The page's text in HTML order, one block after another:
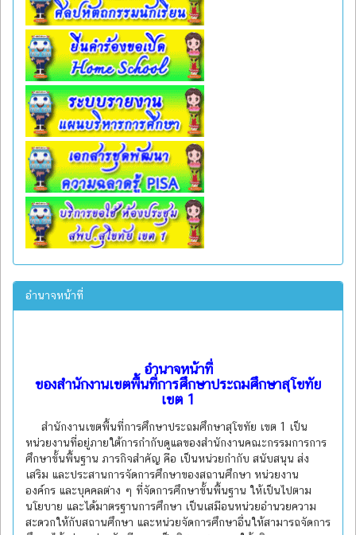
อำนาจหน้าที่
อำนาจหน้าที่
ของสำนักงานเขตพื้นที่การศึกษาประถมศึกษาสุโขทัย
เขต 1
สำนักงานเขตพื้นที่การศึกษาประถมศึกษาสุโขทัย เขต 1 เป็น
หน่วยงานที่อยู่ภายใต้การกำกับดูแลของสำนักงานคณะกรรมการการ
ศึกษาขั้นพื้นฐาน ภารกิจสำคัญ คือ เป็นหน่วยกำกับ สนับสนุน ส่ง
เสริม และประสานการจัดการศึกษาของสถานศึกษา หน่วยงาน
องค์กร และบุคคลต่าง ๆ ที่จัดการศึกษาขั้นพื้นฐาน ให้เป็นไปตาม
นโยบาย และได้มาตรฐานการศึกษา เป็นเสมือนหน่วยอำนวยความ
สะดวกให้กับสถานศึกษา และหน่วยจัดการศึกษาอื่นให้สามารถจัดการ